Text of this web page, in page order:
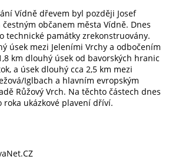
Vídně dřevem byl později Josef
občanem města Vídně. Dnes
technické památky zrekonstruovány.
úsek mezi Jeleními Vrchy a odbočením
km dlouhý úsek od bavorských hranic
a úsek dlouhý cca 2,5 km mezi
Iglbach a hlavním evropským
Růžový Vrch. Na těchto částech dnes
ukázkové plavení dříví.